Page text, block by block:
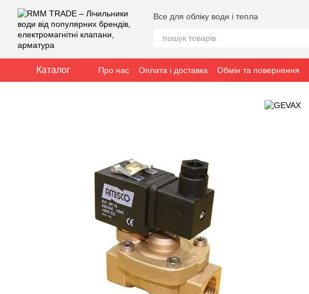
Перейти до основного контенту
Все для обліку води і тепла
Каталог Про нас Оплата і доставка Обмін та повернення